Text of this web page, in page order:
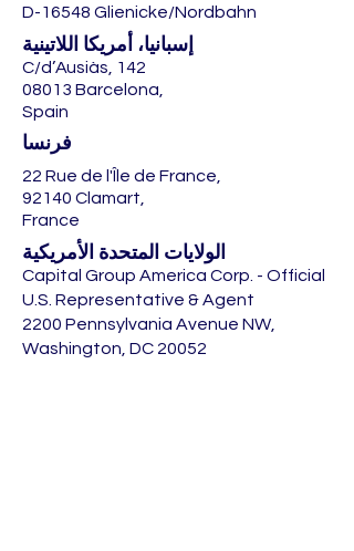
D-16548 Glienicke/Nordbahn
C/d’Ausiàs, 142
08013 Barcelona,
Spain
فرنسا
22 Rue de l'Île de France,
92140 Clamart,
France
الولايات المتحدة الأمريكية
Capital Group America Corp. - Official
U.S. Representative & Agent
2200 Pennsylvania Avenue NW,
Washington, DC 20052